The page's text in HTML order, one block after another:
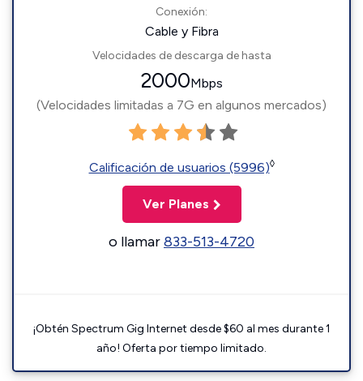
Conexión:
Cable y Fibra
Velocidades de descarga de hasta
2000Mbps
(Velocidades limitadas a 7G en algunos mercados)
Calificación de usuarios (5996)◊
Ver Planes
o llamar833-513-4720
¡Obtén Spectrum Gig Internet desde $60 al mes durante 1
año! Oferta por tiempo limitado.